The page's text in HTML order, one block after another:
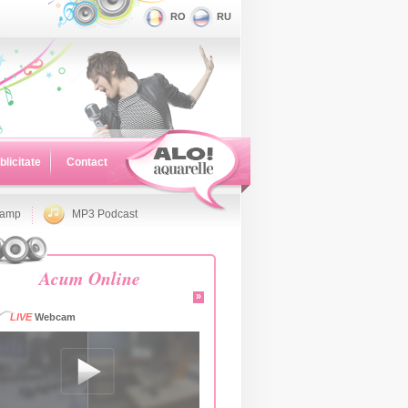
RO RU
Contact
MP3 Podcast
Acum Online
»
LIVEWebcam